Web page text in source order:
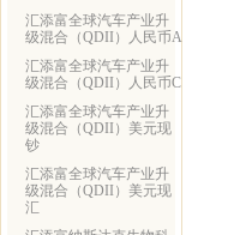
汇添富全球汽车产业升
级混合（QDII）人民币A
汇添富全球汽车产业升
级混合（QDII）人民币C
汇添富全球汽车产业升
级混合（QDII）美元现
钞
汇添富全球汽车产业升
级混合（QDII）美元现
汇